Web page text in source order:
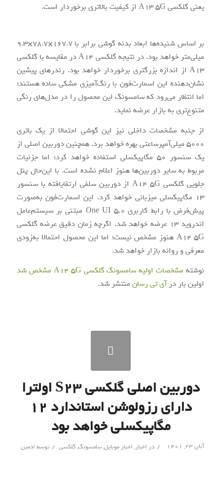
یعنی گلکسی A13 5G از کیفیت بالاتری برخوردار است.
بر اساس شنیده‌ها ابعاد بدنه گوشی برابر با 167.7×78.7×9.3
میلی‌متر خواهد بود. در نتیجه گلکسی A14 در مقایسه با گلکسی
A13 از اندازه بزرگتری برخوردار خواهد بود. رندرهای پیشین
نشان‌دهنده این اسمارت‌فون با رنگ‌آمیزی مشکی ساده هستند؛
اما انتظار می‌رود که سامسونگ این محصول را در مدل‌های رنگی
متنوع‌تری به بازار عرضه نماید.
از جنبه مشخصات داخلی نیز این گوشی احتمالا از یک باتری
5000 میلی‌آمپرساعتی بهره خواهد برد. همچنین دوربین اصلی از
یک سنسور 50 مگاپیکسلی استفاده خواهد کرد؛ اما جزئیات
مربوط به سایر دوربین‌ها هنوز اعلام نشده است. با این‌حال پنل
جلویی گلکسی A14 5G از دوربین سلفی ارتقایافته با سنسور
13 مگاپیکسلی میزبانی خواهد کرد. این اسمارت‌فون به‌صورت
پیش‌فرض با رابط کاربری One UI 5.0 مبتنی بر سیستم‌عامل
اندروید 13 عرضه خواهد شد. اگرچه زمان دقیق عرضه گلکسی
A14 5G هنوز مشخص نیست؛ اما این محصول احتمالا به‌زودی
معرفی و روانه بازار خواهد شد.
نوشته مشخصات اولیه سامسونگ گلکسی A14 5G مشخص شد
اولین بار درآی‌ تی‌ رسانمنتشر شد.
دوربین اصلی گلکسی S23 اولترا
دارای رزولوشن استاندارد ۱۲
مگاپیکسلی خواهد بود
آبان ۲۳, ۱۴۰۱ / در اخبار, اخبار موبایل,سامسونگ,گلکسی / توسط ادمین